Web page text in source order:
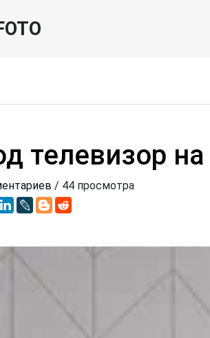
телевизор
/ 44 просмотра